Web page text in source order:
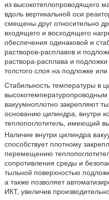
из высокотеплопроводящего
вдоль вертикальной оси
смещены друг относительно
входящего и восходящего
обеспечения одинаковой и
растворов-расплавов и
раствора-расплава и
толстого слоя на подложке
Стабильность температуры в
вакуумноплотно закрепляют
основанию цилиндра, внутри
теплопоглотитель, имеющий
Наличие внутри цилиндра
способствует плотному
перемещению
сопротивления среды и
тыльной поверхностью
а также позволяет
ИКТ, увеличив